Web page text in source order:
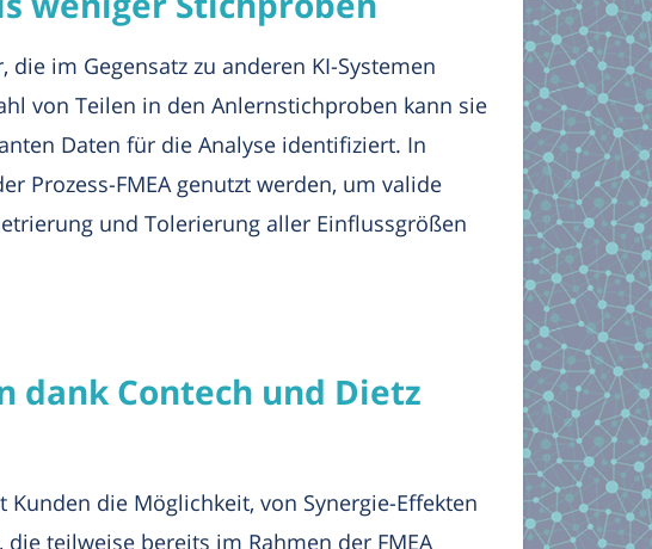
im Gegensatz zu anderen KI-Systemen
von Teilen in den Anlernstichproben kann sie
Daten für die Analyse identifiziert. In
Prozess-FMEA genutzt werden, um valide
und Tolerierung aller Einflussgrößen
dank Contech und Dietz
die Möglichkeit, von Synergie-Effekten
teilweise bereits im Rahmen der FMEA